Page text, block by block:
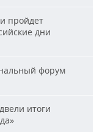
пройдет
дни
форум
итоги